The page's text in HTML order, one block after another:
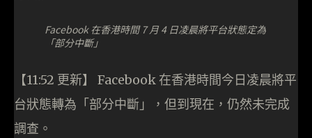
Facebook 在香港時間 7 月 4 日凌晨將平台狀態定為
「部分中斷」
【11:52 更新】 Facebook 在香港時間今日凌晨將平
台狀態轉為「部分中斷」，但到現在，仍然未完成
調查。